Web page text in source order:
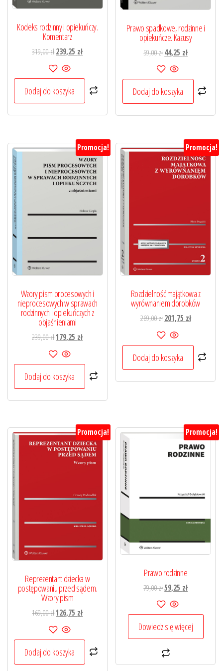
Kodeks rodzinny i opiekuńczy.
Komentarz
319,00złPierwotna
cena
wynosiła:
319,00 zł.
239,25 złAktualna
239,25 zł.
Dodaj do koszyka
Prawo spadkowe, rodzinne i
opiekuńcze. Kazusy
59,00złPierwotna
cena
wynosiła:
59,00 zł.
44,25 złAktualna
44,25 zł.
Dodaj do koszyka
Promocja!
Wzory pism procesowych i
nieprocesowych w sprawach
rodzinnych i opiekuńczych z
objaśnieniami
239,00złPierwotna
cena
wynosiła:
239,00 zł.
179,25 złAktualna
179,25 zł.
Dodaj do koszyka
Promocja!
Rozdzielność majątkowa z
wyrównaniem dorobków
269,00zł Pierwotna
cena
wynosiła:
269,00 zł.
201,75 złAktualna
201,75 zł.
Dodaj do koszyka
Promocja!
Reprezentant dziecka w
postępowaniu przed sądem.
Wzory pism
169,00złPierwotna
cena
wynosiła:
169,00 zł.
126,75 złAktualna
126,75 zł.
Dodaj do koszyka
Promocja!
Prawo rodzinne
79,00złPierwotna
cena
wynosiła:
79,00 zł.
59,25 złAktualna
59,25 zł.
Dowiedz się więcej